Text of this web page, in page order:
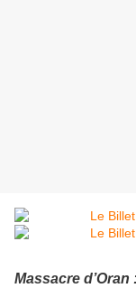
Massacre